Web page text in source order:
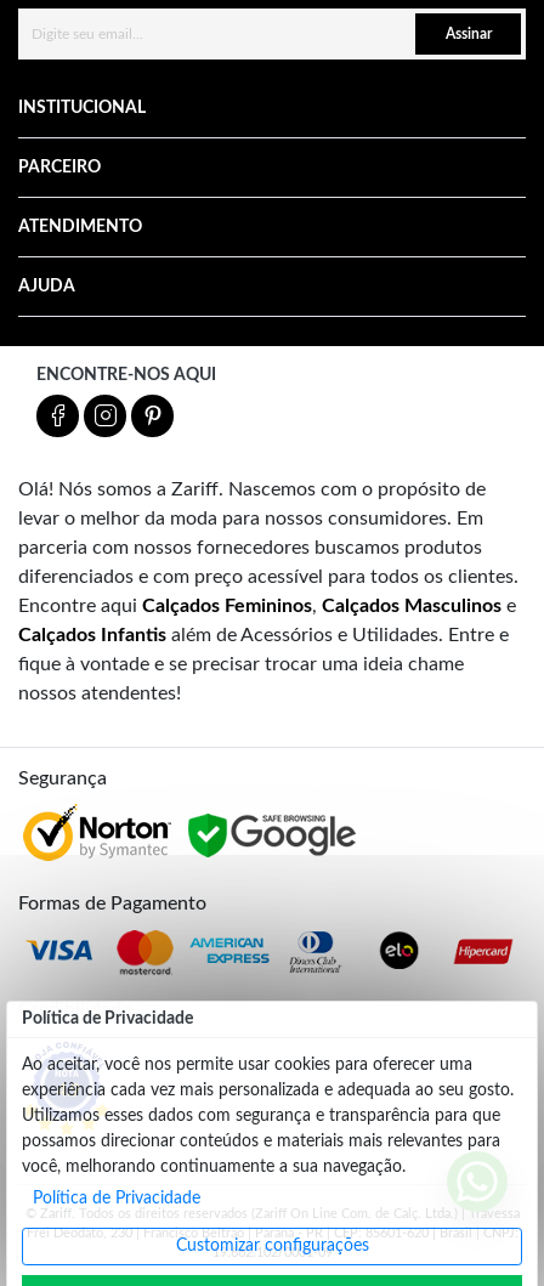
Política de Privacidade
Ao aceitar, você nos permite usar cookies para oferecer uma
experiência cada vez mais personalizada e adequada ao seu gosto.
Utilizamos esses dados com segurança e transparência para que
possamos direcionar conteúdos e materiais mais relevantes para
você, melhorando continuamente a sua navegação.
Política de Privacidade
Customizar configurações
Assinar
INSTITUCIONAL
PARCEIRO
ATENDIMENTO
AJUDA
ENCONTRE-NOS AQUI
Olá! Nós somos a Zariff. Nascemos com o propósito de
levar o melhor da moda para nossos consumidores. Em
parceria com nossos fornecedores buscamos produtos
diferenciados e com preço acessível para todos os clientes.
Encontre aqui Calçados Femininos, Calçados Masculinos e
Calçados Infantis além de Acessórios e Utilidades. Entre e
fique à vontade e se precisar trocar uma ideia chame
nossos atendentes!
Segurança
Formas de Pagamento
Credibilidade
4.9
© Zariff. Todos os direitos reservados (Zariff On Line Com. de Calç. Ltda.) | Travessa
Frei Deodato, 230 | Francisco Beltrão | Parana - PR | CEP: 85601-620 | Brasil | CNPJ:
19.662.102/0001-09